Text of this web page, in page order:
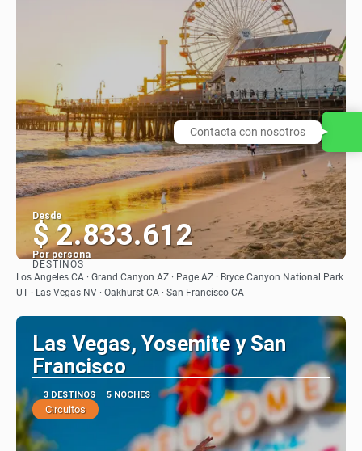
Desde
$ 2.833.612
Por persona
Ver
DESTINOS
Los Angeles CA · Grand Canyon AZ · Page AZ · Bryce Canyon National Park
UT · Las Vegas NV · Oakhurst CA · San Francisco CA
Las Vegas, Yosemite y San
Francisco
3 DESTINOS 5 NOCHES
Circuitos
Contacta con nosotros